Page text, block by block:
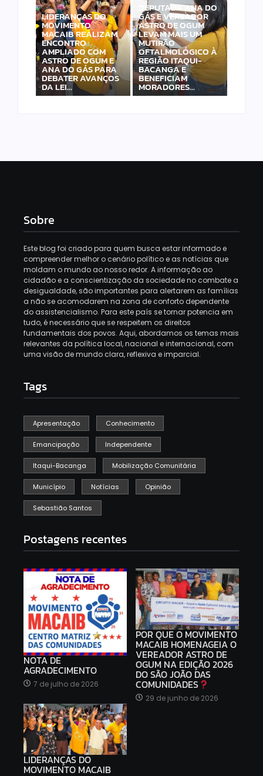
LIDERANÇAS DO
MOVIMENTO
MACAIB REALIZAM
ENCONTRO
AMPLIADO COM
ASTRO DE OGUM E
ANA DO GÁS PARA
DEBATER AVANÇOS
DA LEI…
DEPUTADA ANA DO
GÁS E VEREADOR
ASTRO DE OGUM
LEVAM MAIS UM
MUTIRÃO
OFTALMOLÓGICO À
REGIÃO ITAQUI-
BACANGA E
BENEFICIAM
MORADORES…
Sobre
Este blog foi criado para quem busca estar informado e
compreender melhor o cenário político e as notícias que
moldam o mundo ao nosso redor. A informação ao
cidadão e a conscientização da sociedade no combate a
desigualdade, são importantes para alertarem as famílias
a não se acomodarem na zona de conforto dependente
do assistencialismo. Para este país se tornar potencia em
tudo, é necessário que se respeitem os direitos
fundamentais dos povos. Aqui, abordamos os temas mais
relevantes da política local, nacional e internacional, com
uma visão de mundo clara, reflexiva e imparcial.
Tags
Apresentação Conhecimento
Emancipação Independente
Itaqui-Bacanga Mobilização Comunitária
Município Notícias Opinião
Sebastião Santos
Postagens recentes
NOTA DE
AGRADECIMENTO
7 de julho de 2026
POR QUE O MOVIMENTO
MACAIB HOMENAGEIA O
VEREADOR ASTRO DE
OGUM NA EDIÇÃO 2026
DO SÃO JOÃO DAS
COMUNIDADES
29 de junho de 2026
LIDERANÇAS DO
MOVIMENTO MACAIB